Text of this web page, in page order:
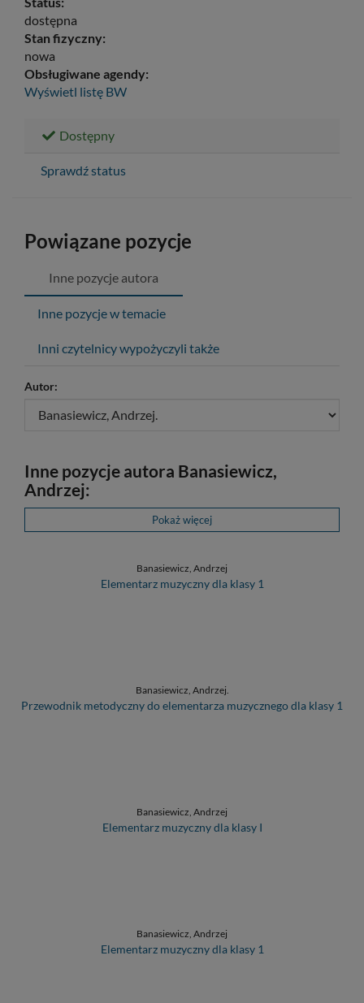
dostępna
Stan fizyczny:
nowa
Obsługiwane agendy:
Wyświetl listę BW
Dostępny
Sprawdź status
Powiązane pozycje
Inne pozycje autora
Inne pozycje w temacie
Inni czytelnicy wypożyczyli także
Autor:
Inne pozycje autora Banasiewicz,
Andrzej:
Pokaż więcej
Banasiewicz, Andrzej
Elementarz muzyczny dla klasy 1
Banasiewicz, Andrzej.
Przewodnik metodyczny do elementarza muzycznego dla klasy 1
Banasiewicz, Andrzej
Elementarz muzyczny dla klasy I
Banasiewicz, Andrzej
Elementarz muzyczny dla klasy 1